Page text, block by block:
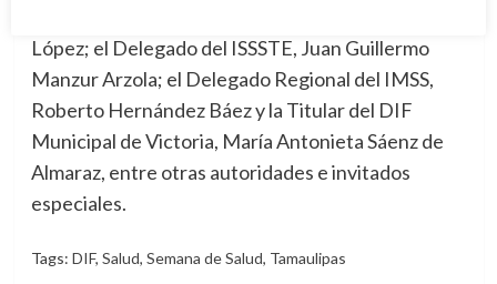
López; el Delegado del ISSSTE, Juan Guillermo
Manzur Arzola; el Delegado Regional del IMSS,
Roberto Hernández Báez y la Titular del DIF
Municipal de Victoria, María Antonieta Sáenz de
Almaraz, entre otras autoridades e invitados
especiales.
Tags: DIF, Salud, Semana de Salud, Tamaulipas